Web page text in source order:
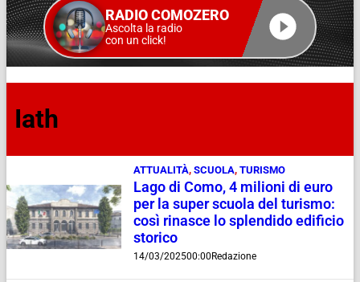
RADIO COMOZERO
Ascolta la radio
con un click!
Iath
ATTUALITÀ, SCUOLA, TURISMO
Lago di Como, 4 milioni di euro
per la super scuola del turismo:
così rinasce lo splendido edificio
storico
14/03/202500:00Redazione